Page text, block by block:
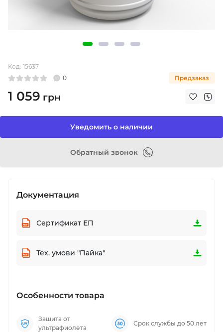
Код: 15637
Предзаказ
0
1 059 грн
Уведомить о наличии
Обратный звонок
Документация
Сертификат ЕП
Тех. умови "Пайка"
Особенности товара
Защита от
ультрафиолета
Срок службы до 50 лет